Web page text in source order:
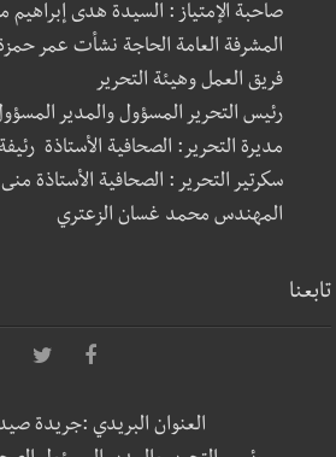
صاحبة الإمتياز : السيدة هدى إبراهيم
المشرفة العامة الحاجة نشأت عمر
فريق العمل وهيئة التحرير
رئيس التحرير المسؤول والمدير
مديرة التحرير: الصحافية الأستاذة
سكرتير التحرير : الصحافية الأستاذة
المهندس محمد غسان الزعتري
تابعنا
العنوان البريدي :جريدة